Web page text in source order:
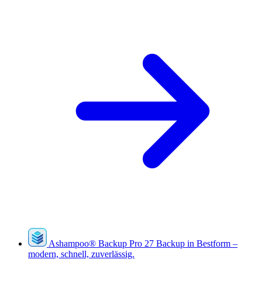
Ashampoo® Backup Pro 27 Backup in Bestform –
modern, schnell, zuverlässig.